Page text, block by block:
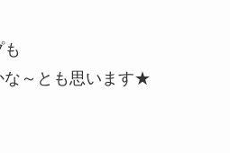
な～とも思います★